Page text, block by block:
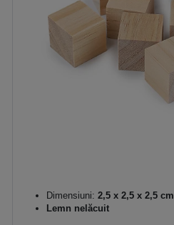
Dimensiuni: 2,5 x 2,5 x 2,5 cm
Lemn nelăcuit